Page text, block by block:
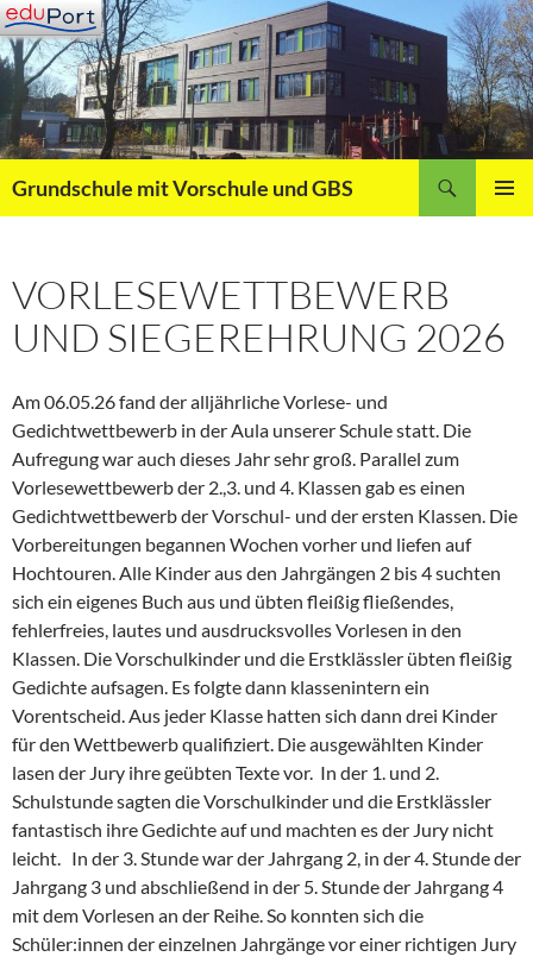
Zum
Inhalt
springen
Grundschule mit Vorschule und GBS
VORLESEWETTBEWERB
UND SIEGEREHRUNG 2026
Am 06.05.26 fand der alljährliche Vorlese- und
Gedichtwettbewerb in der Aula unserer Schule statt. Die
Aufregung war auch dieses Jahr sehr groß. Parallel zum
Vorlesewettbewerb der 2.,3. und 4. Klassen gab es einen
Gedichtwettbewerb der Vorschul- und der ersten Klassen. Die
Vorbereitungen begannen Wochen vorher und liefen auf
Hochtouren. Alle Kinder aus den Jahrgängen 2 bis 4 suchten
sich ein eigenes Buch aus und übten fleißig fließendes,
fehlerfreies, lautes und ausdrucksvolles Vorlesen in den
Klassen. Die Vorschulkinder und die Erstklässler übten fleißig
Gedichte aufsagen. Es folgte dann klassenintern ein
Vorentscheid. Aus jeder Klasse hatten sich dann drei Kinder
für den Wettbewerb qualifiziert. Die ausgewählten Kinder
lasen der Jury ihre geübten Texte vor. In der 1. und 2.
Schulstunde sagten die Vorschulkinder und die Erstklässler
fantastisch ihre Gedichte auf und machten es der Jury nicht
leicht. In der 3. Stunde war der Jahrgang 2, in der 4. Stunde der
Jahrgang 3 und abschließend in der 5. Stunde der Jahrgang 4
mit dem Vorlesen an der Reihe. So konnten sich die
Schüler:innen der einzelnen Jahrgänge vor einer richtigen Jury